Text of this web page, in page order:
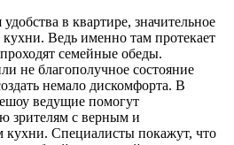
в квартире, значительное
Ведь именно там протекает
семейные обеды.
не благополучное состояние
немало дискомфорта. В
ведущие помогут
зрителям с верным и
Специалисты покажут, что